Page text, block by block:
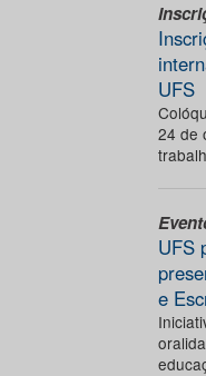
UFS
24 de
UFS
e